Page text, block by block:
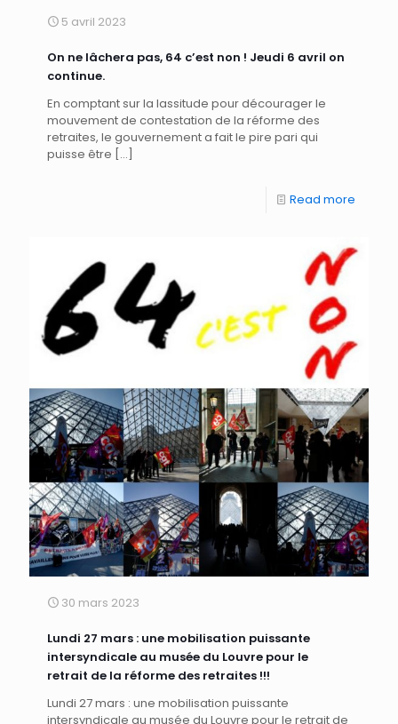
5 avril 2023
On ne lâchera pas, 64 c’est non ! Jeudi 6 avril on
continue.
En comptant sur la lassitude pour décourager le
mouvement de contestation de la réforme des
retraites, le gouvernement a fait le pire pari qui
puisse être […]
Read more
30 mars 2023
Lundi 27 mars : une mobilisation puissante
intersyndicale au musée du Louvre pour le
retrait de la réforme des retraites !!!
Lundi 27 mars : une mobilisation puissante
intersyndicale au musée du Louvre pour le retrait de